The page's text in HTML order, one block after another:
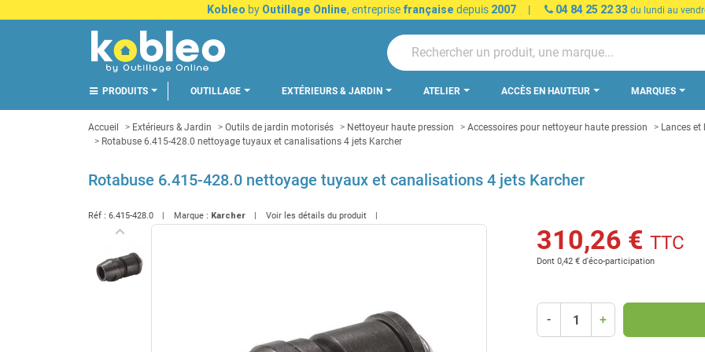
Kobleo by Outillage Online, entreprise française depuis 2007 | 04 84 25 22 33 du lundi au
PRODUITS OUTILLAGE EXTÉRIEURS & JARDIN ATELIER ACCÈS EN HAUTEUR MARQUES
Accueil Extérieurs & Jardin Outils de jardin motorisés Nettoyeur haute pression Accessoires pour nettoyeur haute pression
Lances et
Rotabuse 6.415-428.0 nettoyage tuyaux et canalisations 4 jets Karcher
Rotabuse 6.415-428.0 nettoyage tuyaux et canalisations 4 jets Karcher
Réf : 6.415-428.0 Marque : Karcher Voir les détails du produit
Précédentkeyboard_arrow_left 310,26 € TTC
Dont 0,42 € d'éco-participation
- +